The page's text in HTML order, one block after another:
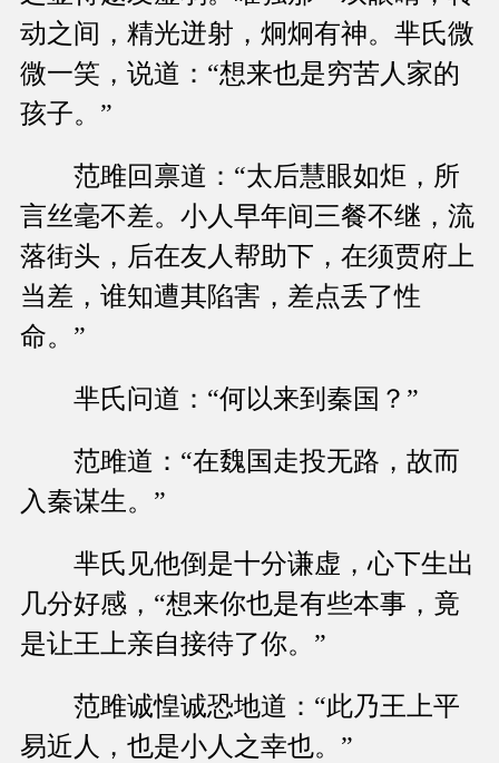
动之间，精光迸射，炯炯有神。芈氏微
微一笑，说道：“想来也是穷苦人家的
孩子。”
范雎回禀道：“太后慧眼如炬，所
言丝毫不差。小人早年间三餐不继，流
落街头，后在友人帮助下，在须贾府上
当差，谁知遭其陷害，差点丢了性
命。”
芈氏问道：“何以来到秦国？”
范雎道：“在魏国走投无路，故而
入秦谋生。”
芈氏见他倒是十分谦虚，心下生出
几分好感，“想来你也是有些本事，竟
是让王上亲自接待了你。”
范雎诚惶诚恐地道：“此乃王上平
易近人，也是小人之幸也。”